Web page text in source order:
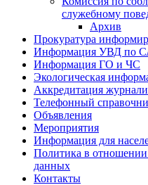
служебному
Архив
Прокуратура
Информация УВД по
Информация ГО и ЧС
Экологическая
Аккредитация
Телефонный
Объявления
Мероприятия
Информация для
Политика в
данных
Контакты